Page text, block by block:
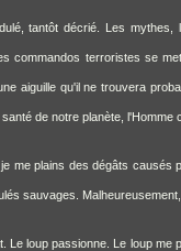
tantôt décrié. Les
commandos terroristes se
aiguille qu'il ne trouvera
de notre planète,
me plains des dégâts
sauvages.
Le loup passionne. Le loup